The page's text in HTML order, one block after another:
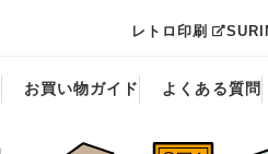
レトロ印刷
お買い物ガイド よくある質問